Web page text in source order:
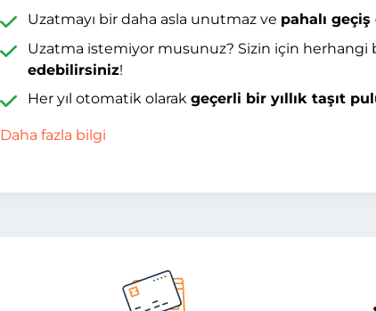
Uzatmayı bir daha asla unutmaz ve pahalı
Uzatma istemiyor musunuz? Sizin için herhangi
edebilirsiniz!
Her yıl otomatik olarak geçerli bir yıllık taşıt
Daha fazla bilgi